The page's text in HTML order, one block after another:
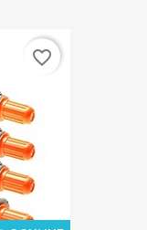
favorite_border